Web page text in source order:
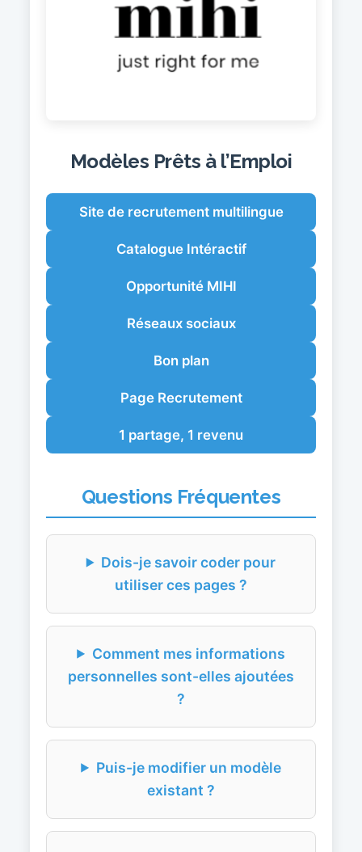
Modèles Prêts à l’Emploi
Site de recrutement multilingue
Catalogue Intéractif
Opportunité MIHI
Réseaux sociaux
Bon plan
Page Recrutement
1 partage, 1 revenu
Questions Fréquentes
Dois-je savoir coder pour
utiliser ces pages ?
Comment mes informations
personnelles sont-elles ajoutées
?
Puis-je modifier un modèle
existant ?